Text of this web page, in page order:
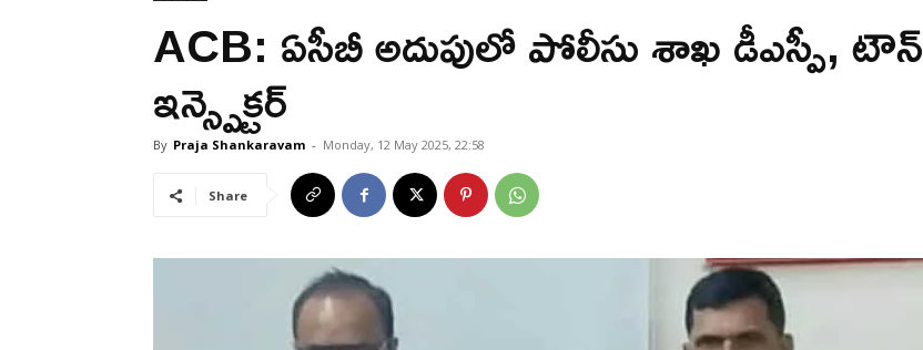
ACB: ఏసీబీ అదుపులో పోలీసు శాఖ డీఎస్పీ, టౌన్
ఇన్స్పెక్టర్
By Praja Shankaravam - Monday, 12 May 2025, 22:58
Share